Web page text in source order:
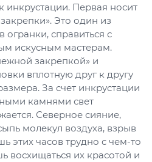
инкрустации. Первая носит
Это один из
справиться с
искусным мастерам.
закрепкой» и
вплотную друг к другу
За счет инкрустации
камнями свет
Северное сияние,
молекул воздуха, взрыв
этих часов трудно с чем-то
восхищаться их красотой и